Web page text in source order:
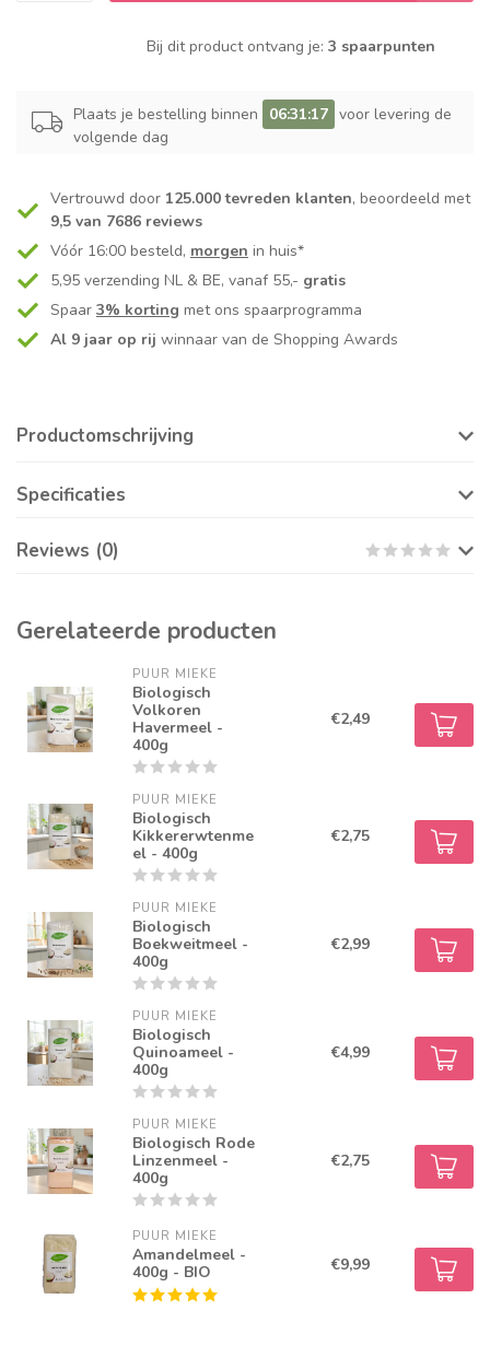
Bij dit product ontvang je: 3 spaarpunten
Plaats je bestelling binnen 06:31:17 voor levering de
volgende dag
Vertrouwd door 125.000 tevreden klanten, beoordeeld met
9,5 van 7686 reviews
Vóór 16:00 besteld, morgen in huis*
5,95 verzending NL & BE, vanaf 55,- gratis
Spaar 3% korting met ons spaarprogramma
Al 9 jaar op rij winnaar van de Shopping Awards
Productomschrijving
Specificaties
Reviews (0)
Gerelateerde producten
PUUR MIEKE
Biologisch
Volkoren
Havermeel -
400g
€2,49
PUUR MIEKE
Biologisch
Kikkererwtenme
el - 400g
€2,75
PUUR MIEKE
Biologisch
Boekweitmeel -
400g
€2,99
PUUR MIEKE
Biologisch
Quinoameel -
400g
€4,99
PUUR MIEKE
Biologisch Rode
Linzenmeel -
400g
€2,75
PUUR MIEKE
Amandelmeel -
400g - BIO
€9,99